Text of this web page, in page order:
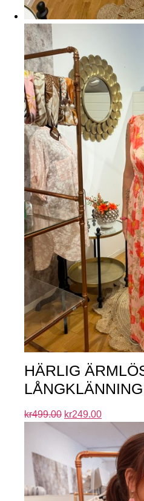
HÄRLIG
LÅNGKLÄNNING
kr499.00 kr249.00